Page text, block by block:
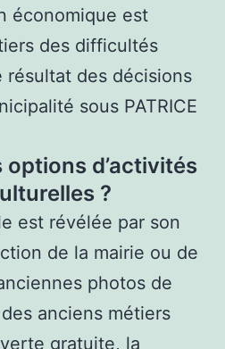
économique est
des difficultés
résultat des décisions
sous PATRICE
d’activités
?
est révélée par son
de la mairie ou de
photos de
anciens métiers
gratuite, la